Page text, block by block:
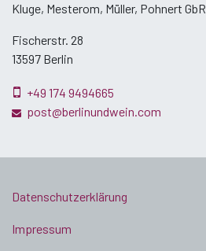
Kluge, Mesterom, Müller, Pohnert GbR
Fischerstr. 28
13597 Berlin
+49 174 9494665
post@berlinundwein.com
Datenschutzerklärung
Impressum